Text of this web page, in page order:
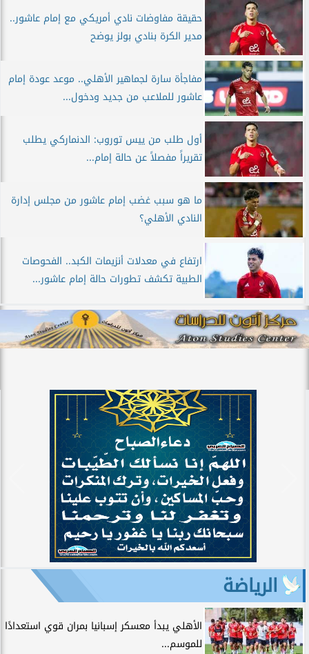
حقيقة مفاوضات نادي أمريكي مع إمام عاشور..
مدير الكرة بنادي بولز يوضح
مفاجأة سارة لجماهير الأهلي.. موعد عودة إمام
عاشور للملاعب من جديد ودخول...
أول طلب من ييس توروب: الدنماركي يطلب
تقريراً مفصلاً عن حالة إمام...
ما هو سبب غضب إمام عاشور من مجلس إدارة
النادي الأهلي؟
ارتفاع في معدلات أنزيمات الكبد.. الفحوصات
الطبية تكشف تطورات حالة إمام عاشور...
الرياضة
الأهلي يبدأ معسكر إسبانيا بمران قوي استعدادًا
للموسم...